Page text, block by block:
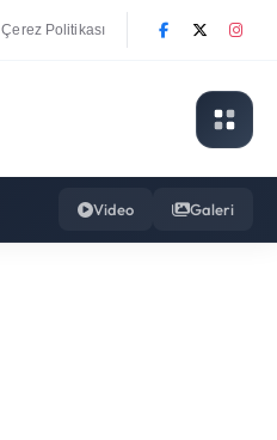
Çerez Politikası
Video Galeri